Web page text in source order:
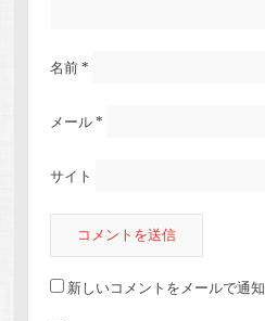
名前 *
メール *
サイト
新しいコメントをメールで通知